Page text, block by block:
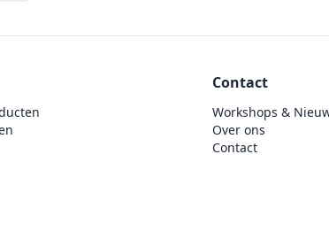
Contact
Workshops &
Over ons
Contact